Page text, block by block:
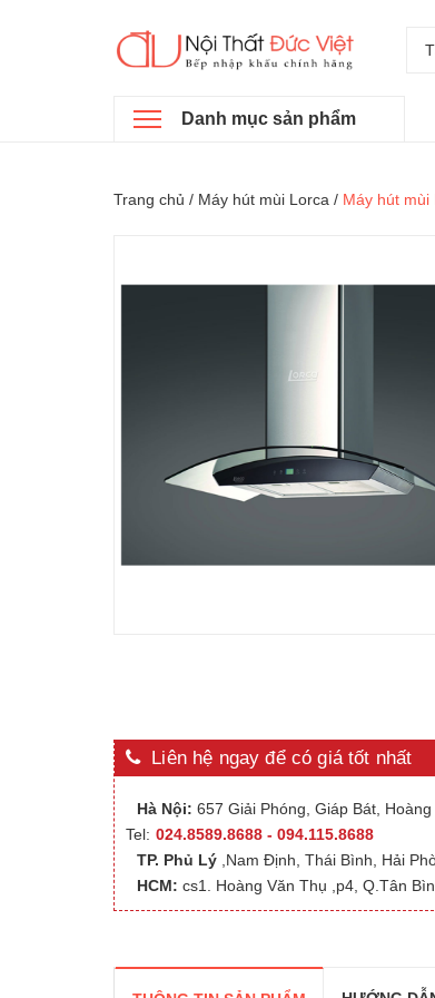
Danh mục sản phẩm
Trang chủ / Máy hút mùi Lorca / Máy hút mùi
Liên hệ ngay để có giá tốt nhất
Hà Nội: 657 Giải Phóng, Giáp Bát,
Tel: 024.8589.8688 - 094.115.8688
TP. Phủ Lý ,Nam Định, Thái Bình, Hải
HCM: cs1. Hoàng Văn Thụ ,p4, Q.Tân